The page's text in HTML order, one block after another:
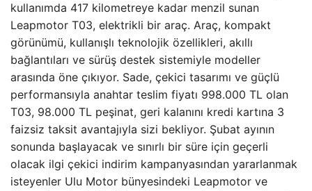
kullanımda 417 kilometreye kadar menzil sunan
Leapmotor T03, elektrikli bir araç. Araç, kompakt
görünümü, kullanışlı teknolojik özellikleri, akıllı
bağlantıları ve sürüş destek sistemiyle modeller
arasında öne çıkıyor. Sade, çekici tasarımı ve güçlü
performansıyla anahtar teslim fiyatı 998.000 TL olan
T03, 98.000 TL peşinat, geri kalanını kredi kartına 3
faizsiz taksit avantajıyla sizi bekliyor. Şubat ayının
sonunda başlayacak ve sınırlı bir süre için geçerli
olacak ilgi çekici indirim kampanyasından yararlanmak
isteyenler Ulu Motor bünyesindeki Leapmotor ve